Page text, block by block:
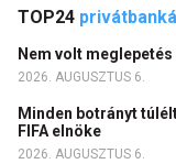
TOP24
Nem volt
2026. AUGUSZTUS 6.
Minden botrányt
FIFA elnöke
2026. AUGUSZTUS 6.